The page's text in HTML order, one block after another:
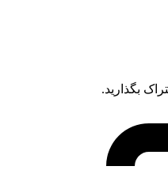
بگذارید.